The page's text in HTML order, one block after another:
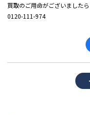
買取のご用命がございました
0120-111-974